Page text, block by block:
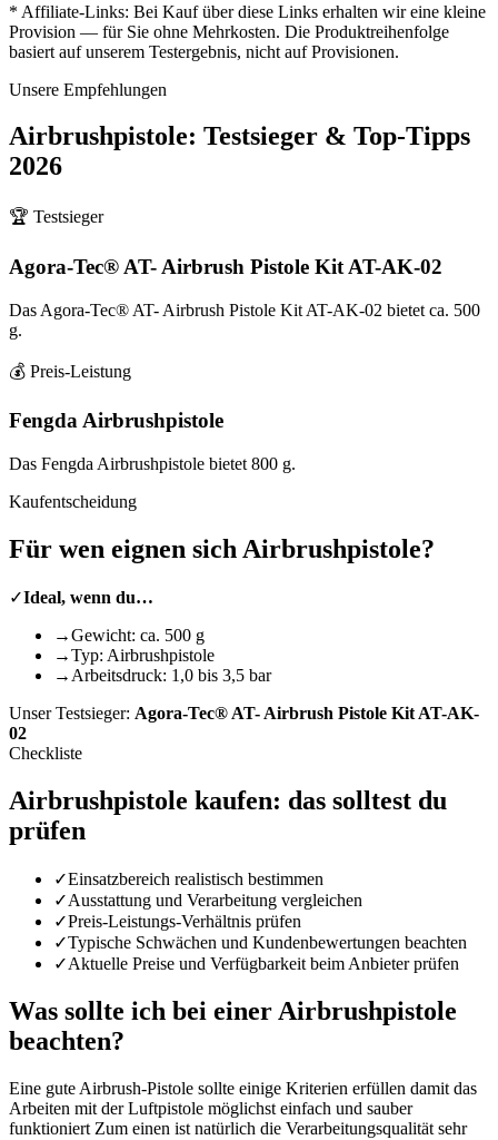
* Affiliate-Links: Bei Kauf über diese Links erhalten wir eine kleine
Provision — für Sie ohne Mehrkosten. Die Produktreihenfolge
basiert auf unserem Testergebnis, nicht auf Provisionen.
Unsere Empfehlungen
Airbrushpistole: Testsieger & Top-Tipps
2026
🏆 Testsieger
Agora-Tec® AT- Airbrush Pistole Kit AT-AK-02
Das Agora-Tec® AT- Airbrush Pistole Kit AT-AK-02 bietet ca. 500
g.
💰 Preis-Leistung
Fengda Airbrushpistole
Das Fengda Airbrushpistole bietet 800 g.
Kaufentscheidung
Für wen eignen sich Airbrushpistole?
✓Ideal, wenn du…
→Gewicht: ca. 500 g
→Typ: Airbrushpistole
→ Arbeitsdruck: 1,0 bis 3,5 bar
Unser Testsieger: Agora-Tec® AT- Airbrush Pistole Kit AT-AK-
02
Checkliste
Airbrushpistole kaufen: das solltest du
prüfen
✓Einsatzbereich realistisch bestimmen
✓Ausstattung und Verarbeitung vergleichen
✓Preis-Leistungs-Verhältnis prüfen
✓Typische Schwächen und Kundenbewertungen beachten
✓Aktuelle Preise und Verfügbarkeit beim Anbieter prüfen
Was sollte ich bei einer Airbrushpistole
beachten?
Eine gute Airbrush-Pistole sollte einige Kriterien erfüllen damit das
Arbeiten mit der Luftpistole möglichst einfach und sauber
funktioniert Zum einen ist natürlich die Verarbeitungsqualität sehr